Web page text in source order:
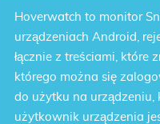
Hoverwatch to monitor
urządzeniach Android,
łącznie z treściami, które
którego można się
do użytku na
użytkownik urządzenia